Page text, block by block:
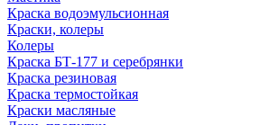
Краска водоэмульсионная
Краски, колеры
Колеры
Краска БТ-177 и серебрянки
Краска резиновая
Краска термостойкая
Краски масляные